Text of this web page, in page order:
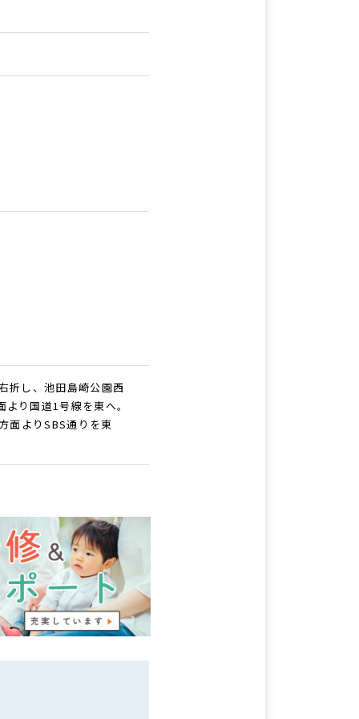
折し、池田島崎公園西
り国道1号線を東へ。
面よりSBS通りを東